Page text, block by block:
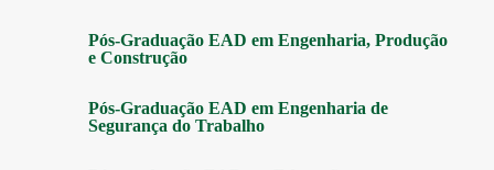
Pós-Graduação EAD em Engenharia, Produção
e Construção
Pós-Graduação EAD em Engenharia de
Segurança do Trabalho